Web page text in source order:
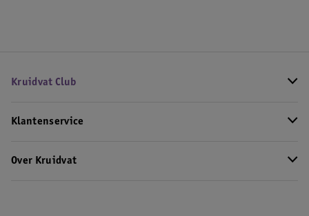
Kruidvat Club
Klantenservice
Over Kruidvat